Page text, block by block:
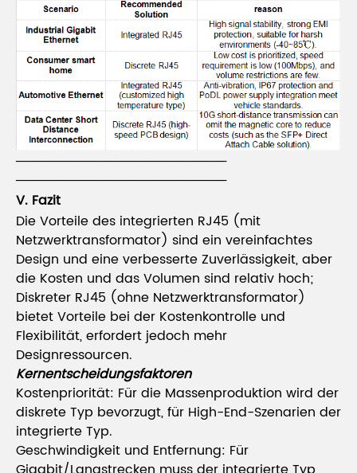
────────────────────────
────────────────────────
V. Fazit
Die Vorteile des integrierten RJ45 (mit
Netzwerktransformator) sind ein vereinfachtes
Design und eine verbesserte Zuverlässigkeit, aber
die Kosten und das Volumen sind relativ hoch;
Diskreter RJ45 (ohne Netzwerktransformator)
bietet Vorteile bei der Kostenkontrolle und
Flexibilität, erfordert jedoch mehr
Designressourcen.
Kernentscheidungsfaktoren
Kostenpriorität: Für die Massenproduktion wird der
diskrete Typ bevorzugt, für High-End-Szenarien der
integrierte Typ.
Geschwindigkeit und Entfernung: Für